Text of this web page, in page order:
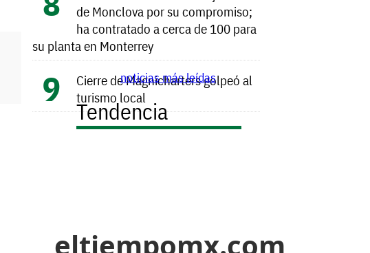
de Monclova por su compromiso;
ha contratado a cerca de 100 para
su planta en Monterrey
Cierre de Magnicharters golpeó al
turismo local
noticias más leídas
Tendencia